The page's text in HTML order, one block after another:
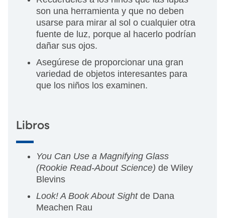
son una herramienta y que no deben
usarse para mirar al sol o cualquier otra
fuente de luz, porque al hacerlo podrían
dañar sus ojos.
Asegúrese de proporcionar una gran
variedad de objetos interesantes para
que los niños los examinen.
Libros
You Can Use a Magnifying Glass
(Rookie Read-About Science) de Wiley
Blevins
Look! A Book About Sightde Dana
Meachen Rau